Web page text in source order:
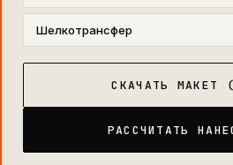
Шелкотрансфер
СКАЧАТЬ МАКЕТ
РАССЧИТАТЬ